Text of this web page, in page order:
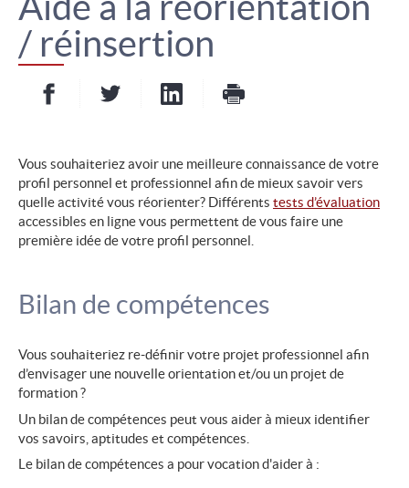
/ réinsertion
Partager sur Facebook - nouvelle fenêtre
Partager sur Twitter- nouvelle fenêtre
Partager sur LinkedIn
Imprimer
Vous souhaiteriez avoir une meilleure connaissance de votre
profil personnel et professionnel afin de mieux savoir vers
quelle activité vous réorienter? Différents tests d’évaluation
accessibles en ligne vous permettent de vous faire une
première idée de votre profil personnel.
Bilan de compétences
Vous souhaiteriez re-définir votre projet professionnel afin
d’envisager une nouvelle orientation et/ou un projet de
formation ?
Un bilan de compétences peut vous aider à mieux identifier
vos savoirs, aptitudes et compétences.
Le bilan de compétences a pour vocation d'aider à :